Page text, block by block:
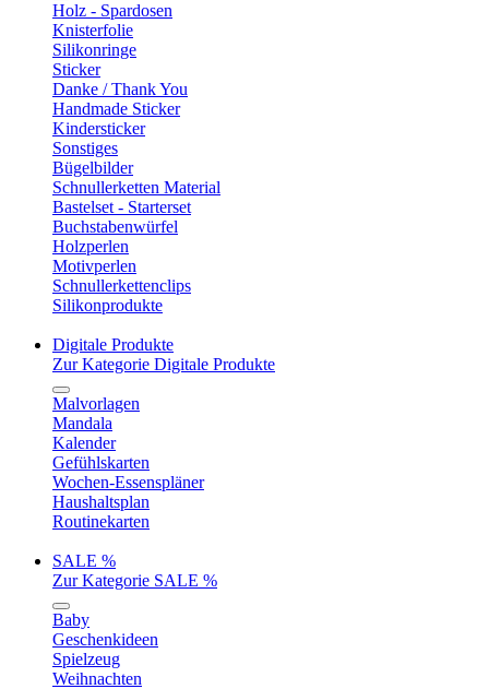
Holz - Spardosen
Knisterfolie
Silikonringe
Sticker
Danke / Thank You
Handmade Sticker
Kindersticker
Sonstiges
Bügelbilder
Schnullerketten Material
Bastelset - Starterset
Buchstabenwürfel
Holzperlen
Motivperlen
Schnullerkettenclips
Silikonprodukte
Digitale Produkte
Zur Kategorie Digitale Produkte
Malvorlagen
Mandala
Kalender
Gefühlskarten
Wochen-Essenspläner
Haushaltsplan
Routinekarten
SALE %
Zur Kategorie SALE %
Baby
Geschenkideen
Spielzeug
Weihnachten